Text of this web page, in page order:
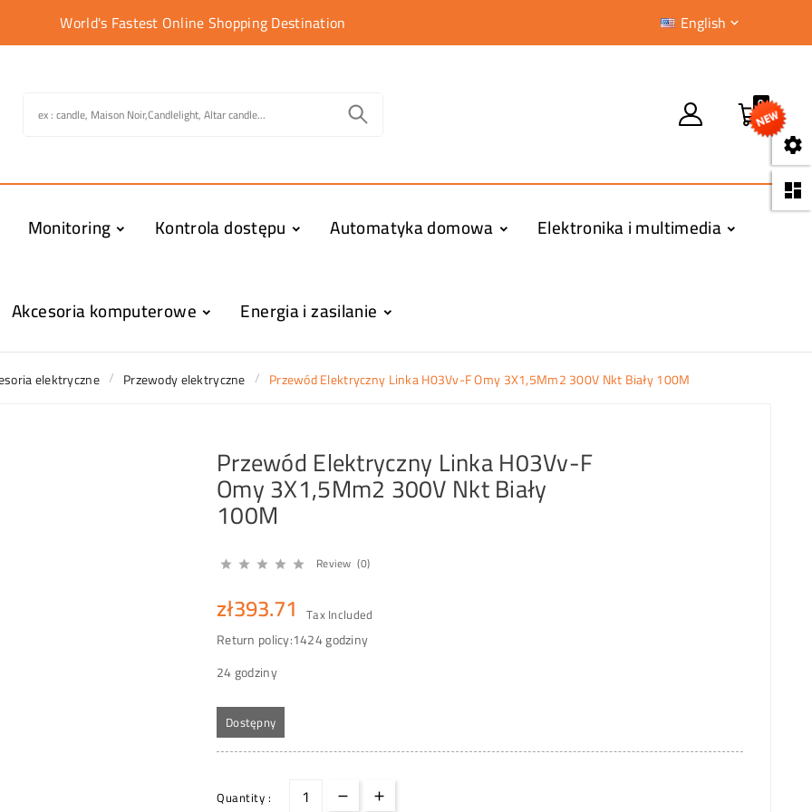


World's Fastest Online Shopping Destination English 
0
Monitoring Kontrola dostępu Automatyka domowa Elektronika i multimedia
Akcesoria komputerowe Energia i zasilanie
elektryczne Przewody elektryczne Przewód Elektryczny Linka H03Vv-F Omy 3X1,5Mm2 300V Nkt Biały 100M
Przewód Elektryczny Linka H03Vv-F
Omy 3X1,5Mm2 300V Nkt Biały
100M
     Review (0)
zł393.71 Tax Included
Return policy:1424 godziny
24 godziny
Dostępny
Quantity :